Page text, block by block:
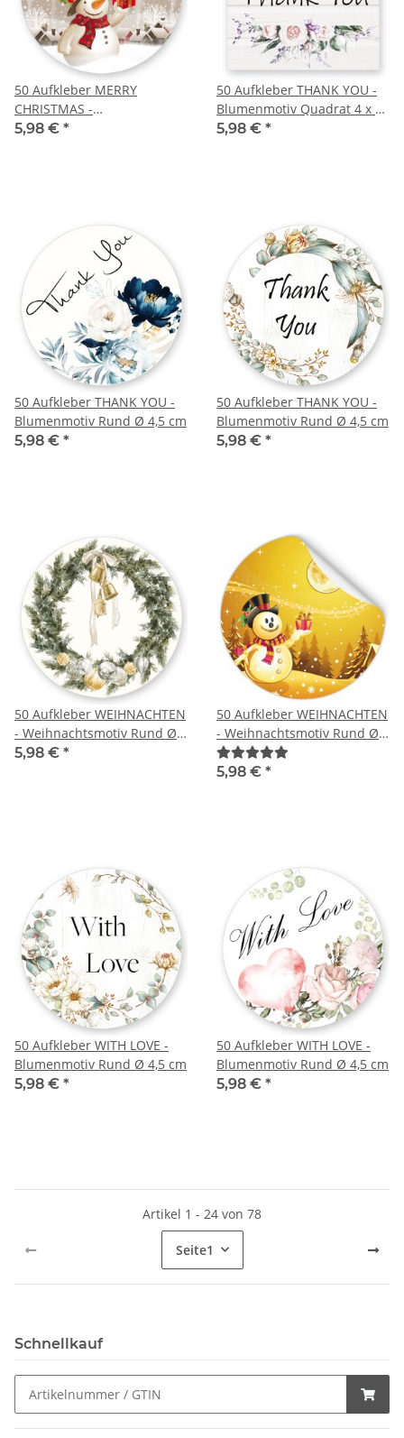
50 Aufkleber MERRY
CHRISTMAS -
Weihnachtsmotiv Rund Ø
5,98 € *
50 Aufkleber THANK YOU -
Blumenmotiv Quadrat 4 x 4
cm
5,98 € *
50 Aufkleber THANK YOU -
Blumenmotiv Rund Ø 4,5 cm
5,98 € *
50 Aufkleber THANK YOU -
Blumenmotiv Rund Ø 4,5 cm
5,98 € *
50 Aufkleber WEIHNACHTEN
- Weihnachtsmotiv Rund Ø
4,5 cm
5,98 € *
50 Aufkleber WEIHNACHTEN
- Weihnachtsmotiv Rund Ø
4,5 cm
5,98 € *
50 Aufkleber WITH LOVE -
Blumenmotiv Rund Ø 4,5 cm
5,98 € *
50 Aufkleber WITH LOVE -
Blumenmotiv Rund Ø 4,5 cm
5,98 € *
Artikel 1 - 24 von 78
Seite1
Schnellkauf